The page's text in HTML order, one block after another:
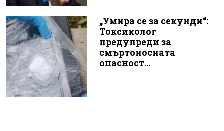
„Умира се за секунди“:
Токсиколог
предупреди за
смъртоносната
опасност...